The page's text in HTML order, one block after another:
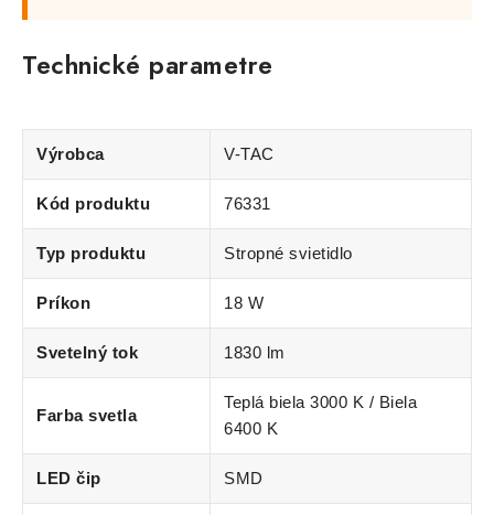
Technické parametre
Výrobca V-TAC
Kód produktu 76331
Typ produktu Stropné svietidlo
Príkon 18 W
Svetelný tok 1830 lm
Farba svetla
Teplá biela 3000 K / Biela
6400 K
LED čip SMD